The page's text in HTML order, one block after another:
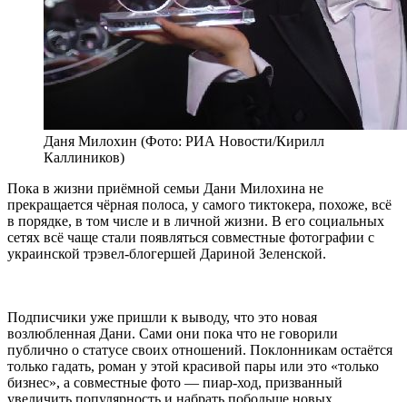
Даня Милохин (Фото: РИА Новости/Кирилл
Каллиников)
Пока в жизни приёмной семьи Дани Милохина не
прекращается чёрная полоса, у самого тиктокера, похоже, всё
в порядке, в том числе и в личной жизни. В его социальных
сетях всё чаще стали появляться совместные фотографии с
украинской трэвел-блогершей Дариной Зеленской.
Подписчики уже пришли к выводу, что это новая
возлюбленная Дани. Сами они пока что не говорили
публично о статусе своих отношений. Поклонникам остаётся
только гадать, роман у этой красивой пары или это «только
бизнес», а совместные фото — пиар-ход, призванный